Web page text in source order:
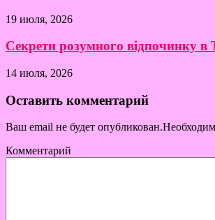
19 июля, 2026
Секрети розумного відпочинку в
14 июля, 2026
Оставить комментарий
Ваш email не будет
Комментарий